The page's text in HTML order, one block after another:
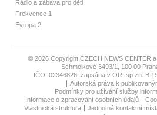
Rádio a zábava pro děti
Frekvence 1
Evropa 2
© 2026 Copyright CZECH NEWS CENTER
Schmolkové 3493/1, 100 00
IČO: 02346826, zapsána v OR, sp.zn. B
Autorská práva k
Podmínky pro užívání služby
Informace o zpracování osobních údajů
Vlastnická struktura
Jednotná kontaktní